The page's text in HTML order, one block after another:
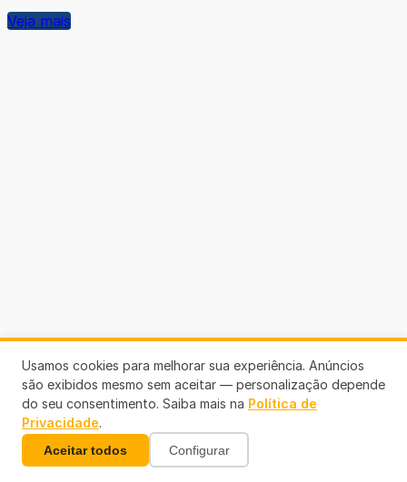
Veja mais
Usamos cookies para melhorar sua experiência. Anúncios
são exibidos mesmo sem aceitar — personalização depende
do seu consentimento. Saiba mais na Política de
Privacidade.
Aceitar todos Configurar